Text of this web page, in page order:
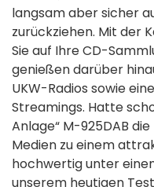
langsam aber sicher
zurückziehen. Mit der
Sie auf Ihre CD-
genießen darüber
UKW-Radios sowie
Streamings. Hatte
Anlage“ M-925DAB
Medien zu einem
hochwertig unter
unserem heutigen